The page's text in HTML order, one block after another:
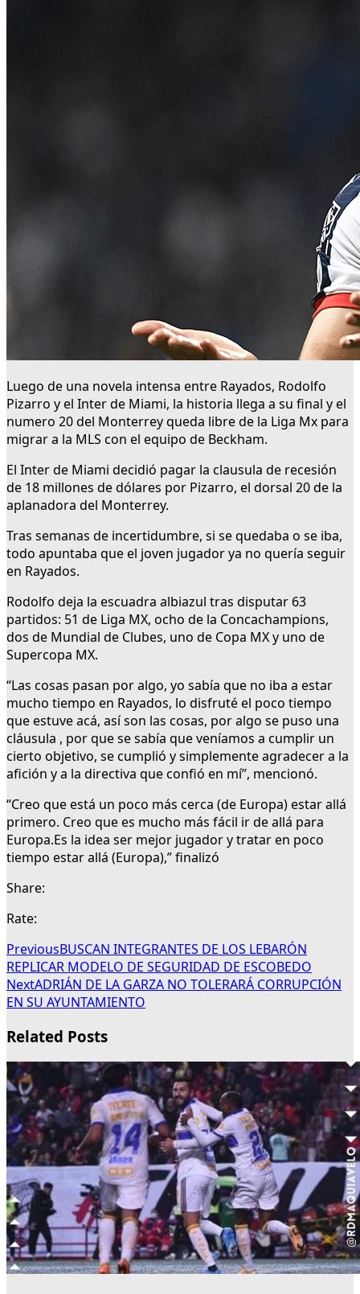
Luego de una novela intensa entre Rayados, Rodolfo
Pizarro y el Inter de Miami, la historia llega a su final y el
numero 20 del Monterrey queda libre de la Liga Mx para
migrar a la MLS con el equipo de Beckham.
El Inter de Miami decidió pagar la clausula de recesión
de 18 millones de dólares por Pizarro, el dorsal 20 de la
aplanadora del Monterrey.
Tras semanas de incertidumbre, si se quedaba o se iba,
todo apuntaba que el joven jugador ya no quería seguir
en Rayados.
Rodolfo deja la escuadra albiazul tras disputar 63
partidos: 51 de Liga MX, ocho de la Concachampions,
dos de Mundial de Clubes, uno de Copa MX y uno de
Supercopa MX.
“Las cosas pasan por algo, yo sabía que no iba a estar
mucho tiempo en Rayados, lo disfruté el poco tiempo
que estuve acá, así son las cosas, por algo se puso una
cláusula , por que se sabía que veníamos a cumplir un
cierto objetivo, se cumplió y simplemente agradecer a la
afición y a la directiva que confió en mí”, mencionó.
“Creo que está un poco más cerca (de Europa) estar allá
primero. Creo que es mucho más fácil ir de allá para
Europa.Es la idea ser mejor jugador y tratar en poco
tiempo estar allá (Europa),” finalizó
Share:
Rate:
PreviousBUSCAN INTEGRANTES DE LOS LEBARÓN
REPLICAR MODELO DE SEGURIDAD DE ESCOBEDO
NextADRIÁN DE LA GARZA NO TOLERARÁ CORRUPCIÓN
EN SU AYUNTAMIENTO
Related Posts